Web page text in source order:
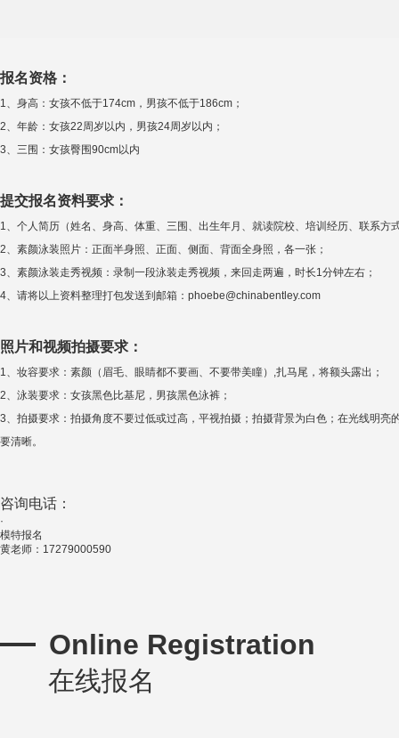
报名资格：
1、身高：女孩不低于174cm，男孩不低于186cm；
2、年龄：女孩22周岁以内，男孩24周岁以内；
3、三围：女孩臀围90cm以内
提交报名资料要求：
1、个人简历（姓名、身高、体重、三围、出生年月、就读院校、培训经历、联系方
2、素颜泳装照片：正面半身照、正面、侧面、背面全身照，各一张；
3、素颜泳装走秀视频：录制一段泳装走秀视频，来回走两遍，时长1分钟左右；
4、请将以上资料整理打包发送到邮箱：phoebe@chinabentley.com
照片和视频拍摄要求：
1、妆容要求：素颜（眉毛、眼睛都不要画、不要带美瞳）,扎马尾，将额头露出；
2、泳装要求：女孩黑色比基尼，男孩黑色泳裤；
3、拍摄要求：拍摄角度不要过低或过高，平视拍摄；拍摄背景为白色；在光线明亮
要清晰。
咨询电话 ：
·
模特报名
黄老师：17279000590
在线报名
Online Registration